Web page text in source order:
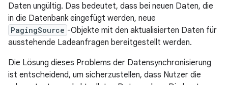
Daten ungültig. Das bedeutet, dass bei neuen Daten, die
in die Datenbank eingefügt werden, neue
PagingSource -Objekte mit den aktualisierten Daten für
ausstehende Ladeanfragen bereitgestellt werden.
Die Lösung dieses Problems der Datensynchronisierung
ist entscheidend, um sicherzustellen, dass Nutzer die